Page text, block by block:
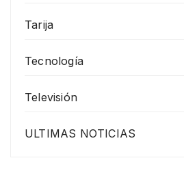
Tarija
Tecnología
Televisión
ULTIMAS NOTICIAS